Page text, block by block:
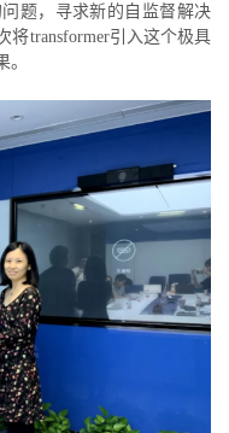
题，寻求新的自监督解决
将transformer引入这个极具